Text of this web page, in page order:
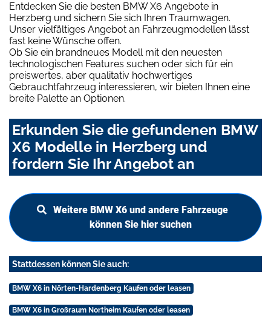
Entdecken Sie die besten BMW X6 Angebote in
Herzberg und sichern Sie sich Ihren Traumwagen.
Unser vielfältiges Angebot an Fahrzeugmodellen lässt
fast keine Wünsche offen.
Ob Sie ein brandneues Modell mit den neuesten
technologischen Features suchen oder sich für ein
preiswertes, aber qualitativ hochwertiges
Gebrauchtfahrzeug interessieren, wir bieten Ihnen eine
breite Palette an Optionen.
Erkunden Sie die gefundenen BMW
X6 Modelle in Herzberg und
fordern Sie Ihr Angebot an
Weitere BMW X6 und andere Fahrzeuge
können Sie hier suchen
Stattdessen können Sie auch:
BMW X6 in Nörten-Hardenberg Kaufen oder leasen
BMW X6 in Großraum Northeim Kaufen oder leasen